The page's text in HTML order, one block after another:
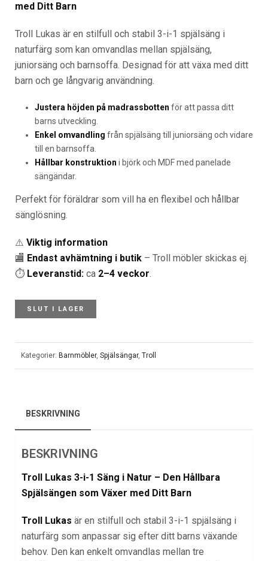
med Ditt Barn
Troll Lukas är en stilfull och stabil 3-i-1 spjälsäng i
naturfärg som kan omvandlas mellan spjälsäng,
juniorsäng och barnsoffa. Designad för att växa med ditt
barn och ge långvarig användning.
Justera höjden på madrassbotten för att passa ditt
barns utveckling.
Enkel omvandling från spjälsäng till juniorsäng och vidare
till en barnsoffa.
Hållbar konstruktion i björk och MDF med panelade
sängändar.
Perfekt för föräldrar som vill ha en flexibel och hållbar
sänglösning.
⚠️ Viktig information
🏬 Endast avhämtning i butik – Troll möbler skickas ej.
⏱️ Leveranstid: ca 2–4 veckor.
SLUT I LAGER
Kategorier: Barnmöbler, Spjälsängar, Troll
BESKRIVNING
BESKRIVNING
Troll Lukas 3-i-1 Säng i Natur – Den Hållbara
Spjälsängen som Växer med Ditt Barn
Troll Lukas är en stilfull och stabil 3-i-1 spjälsäng i
naturfärg som anpassar sig efter ditt barns växande
behov. Den kan enkelt omvandlas mellan tre